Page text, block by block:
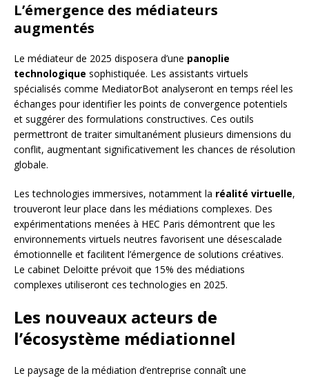
L’émergence des médiateurs
augmentés
Le médiateur de 2025 disposera d’une panoplie
technologique sophistiquée. Les assistants virtuels
spécialisés comme MediatorBot analyseront en temps réel les
échanges pour identifier les points de convergence potentiels
et suggérer des formulations constructives. Ces outils
permettront de traiter simultanément plusieurs dimensions du
conflit, augmentant significativement les chances de résolution
globale.
Les technologies immersives, notamment la réalité virtuelle,
trouveront leur place dans les médiations complexes. Des
expérimentations menées à HEC Paris démontrent que les
environnements virtuels neutres favorisent une désescalade
émotionnelle et facilitent l’émergence de solutions créatives.
Le cabinet Deloitte prévoit que 15% des médiations
complexes utiliseront ces technologies en 2025.
Les nouveaux acteurs de
l’écosystème médiationnel
Le paysage de la médiation d’entreprise connaît une